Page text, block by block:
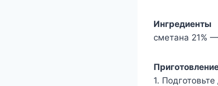
Ингредиенты
сметана 21%
1.